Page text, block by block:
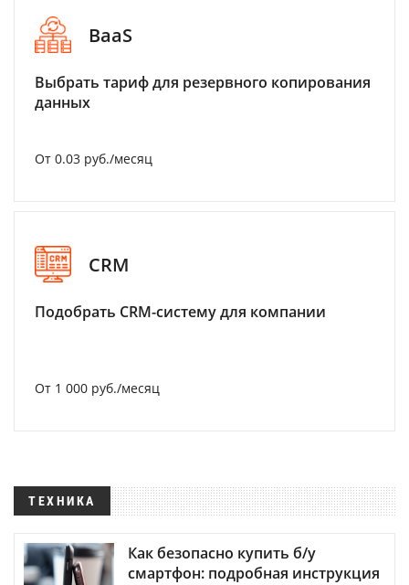
BaaS
Выбрать тариф для резервного копирования
данных
От 0.03 руб./месяц
CRM
Подобрать CRM-систему для компании
От 1 000 руб./месяц
ТЕХНИКА
Как безопасно купить б/у
смартфон: подробная инструкция